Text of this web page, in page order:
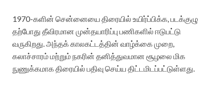
1970-களின் சென்னையை திரையில் உயிர்ப்பிக்க, படக்குழு
தற்போது தீவிரமான முன்தயாரிப்பு பணிகளில் ஈடுபட்டு
வருகிறது. அந்தக் காலகட்டத்தின் வாழ்க்கை முறை,
கலாச்சாரம் மற்றும் நகரின் தனித்துவமான சூழலை மிக
நுணுக்கமாக திரையில் பதிவு செய்ய திட்டமிடப்பட்டுள்ளது.